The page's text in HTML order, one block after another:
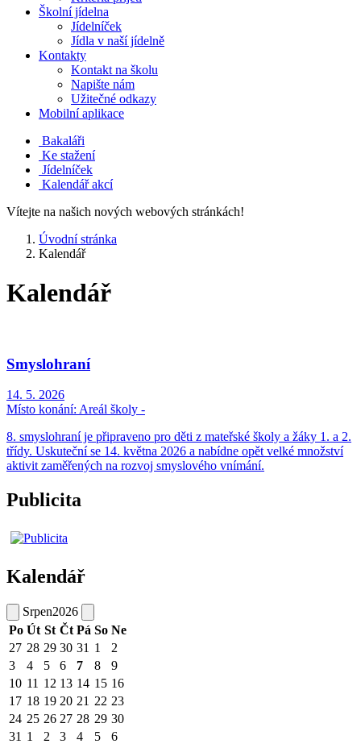
Školní jídelna
Jídelníček
Jídla v naší jídelně
Kontakty
Kontakt na školu
Napište nám
Užitečné odkazy
Mobilní aplikace
Bakaláři
Ke stažení
Jídelníček
Kalendář akcí
Vítejte na našich nových webových stránkách!
Úvodní stránka
Kalendář
Kalendář
Smyslohraní
14. 5. 2026
Místo konání: Areál školy -
8. smyslohraní je připraveno pro děti z mateřské školy a žáky 1. a 2.
třídy. Uskuteční se 14. května 2026 a nabídne opět velké množství
aktivit zaměřených na rozvoj smyslového vnímání.
Publicita
Kalendář
Srpen2026
Po Út St Čt Pá So Ne
27 28 29 30 31 1
2
3
4 5 6 7 8
9
10 11 12 13 14 15 16
17 18 19 20 21 22 23
24 25 26 27 28 29 30
31 1 2 3 4 5 6